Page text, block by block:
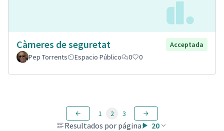
Càmeres de seguretat
Acceptada
Pep Torrents
Espacio Público 0 0
Resultados por página: 20
1 2 3